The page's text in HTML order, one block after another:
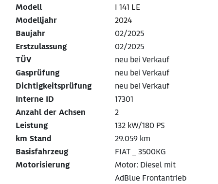
Modell
I 141 LE
Modelljahr
2024
Baujahr
02/2025
Erstzulassung
02/2025
TÜV
neu bei Verkauf
Gasprüfung
neu bei Verkauf
Dichtigkeitsprüfung
neu bei Verkauf
Interne ID
17301
Anzahl der Achsen
2
Leistung
132 kW/180 PS
km Stand
29.059 km
Basisfahrzeug
FIAT _ 3500KG
Motorisierung
Motor: Diesel mit
AdBlue Frontantrieb